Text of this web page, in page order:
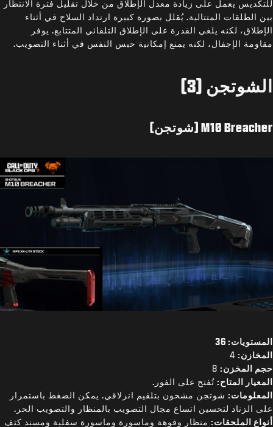
للتكديس يعمل على زيادة معدل الإطلاق من خلال تقليل فترة الانتظار
بين الطلقات المتتالية. يُقلل بصورة كبيرة ارتداد السلاح في أثناء
الإطلاق، لكنه يلغي القدرة على الإطلاق التلقائي المتتابع. يوفر
مقاومة الإجفال، لكنه يمنع إمكانية حبس النفس في أثناء التصويب.
الشوتجن (3)
M10 Breacher (شوتجن)
المستويات: 36
المخازن: 4
حجم المخزن:
المعيار المتاح: تُفتح على الفور.
المعلومات: شوتجن مشحون بتلقيم انزلاقي. يمكن الضغط باستمرار
على الزناد لتحسين اتساع مجال التصويب بالمنظار والتصويب الحر.
أنواع الملحقات: منظار وفوهة وماسورة وماسورة سفلية ومسند كتف